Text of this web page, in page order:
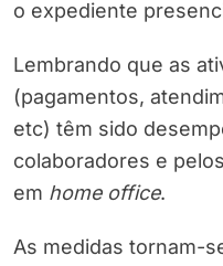
o expediente
Lembrando que as
(pagamentos,
etc) têm sido
colaboradores e
em home office.
As medidas tornam-